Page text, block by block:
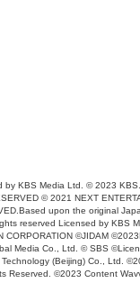
by KBS Media Ltd. © 2023
© 2021 NEXT
upon the original
reserved Licensed by KBS
©JIDAM
Media Co., Ltd. © SBS
(Beijing) Co., Ltd.
Reserved. ©2023 Content